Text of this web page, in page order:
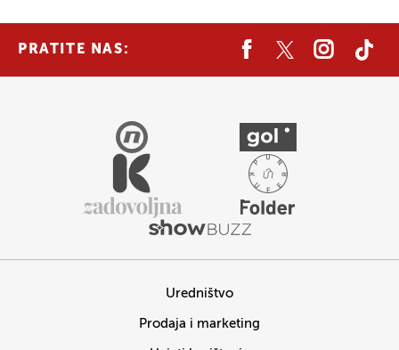
PRATITE NAS:
Uredništvo
Prodaja i marketing